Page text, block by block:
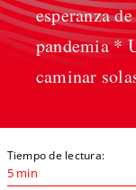
esperanza
pandemia *
caminar
Tiempo de lectura:
5 min